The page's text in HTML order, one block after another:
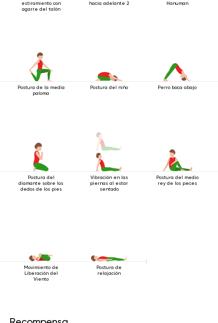
estiramiento con
agarre del talón
hacia adelante 2
Hanuman
Postura de la media
paloma
Postura del niño Perro boca abajo
Postura del
diamante sobre los
dedos de los pies
Vibración en las
piernas al estar
sentado
Postura del medio
rey de los peces
Movimiento de
Liberación del
Viento
Postura de
relajación